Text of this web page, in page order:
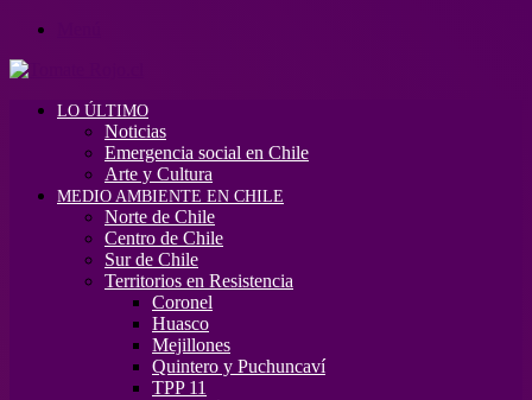
LO ÚLTIMO
Noticias
Emergencia social en Chile
Arte y Cultura
MEDIO AMBIENTE EN CHILE
Norte de Chile
Centro de Chile
Sur de Chile
Territorios en Resistencia
Coronel
Huasco
Mejillones
Quintero y Puchuncaví
TPP 11